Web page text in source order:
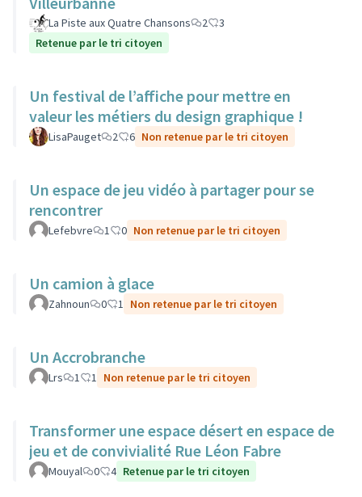
La Piste aux Quatre Chansons 2
3
Retenue par le tri citoyen
Un festival de l’affiche pour mettre en
valeur les métiers du design graphique !
LisaPauget 2 6 Non retenue par le tri citoyen
Un espace de jeu vidéo à partager pour se
rencontrer
Lefebvre 1 0 Non retenue par le tri citoyen
Un camion à glace
Zahnoun 0 1 Non retenue par le tri citoyen
Un Accrobranche
Lrs 1 1 Non retenue par le tri citoyen
Transformer une espace désert en espace de
jeu et de convivialité Rue Léon Fabre
Mouyal 0 4 Retenue par le tri citoyen